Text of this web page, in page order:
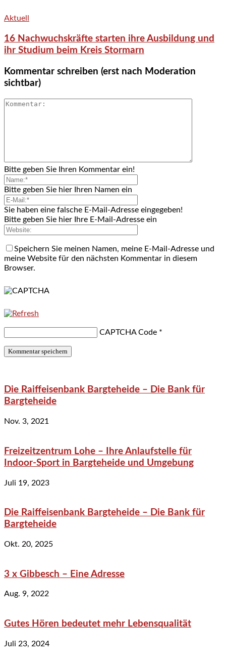
Aktuell
16 Nachwuchskräfte starten ihre Ausbildung und
ihr Studium beim Kreis Stormarn
Kommentar schreiben (erst nach Moderation
sichtbar)
Bitte geben Sie Ihren Kommentar ein!
Bitte geben Sie hier Ihren Namen ein
Sie haben eine falsche E-Mail-Adresse eingegeben!
Bitte geben Sie hier Ihre E-Mail-Adresse ein
Speichern Sie meinen Namen, meine E-Mail-Adresse und
meine Website für den nächsten Kommentar in diesem
Browser.
CAPTCHA Code *
Die Raiffeisenbank Bargteheide – Die Bank für
Bargteheide
Nov. 3, 2021
Freizeitzentrum Lohe – Ihre Anlaufstelle für
Indoor-Sport in Bargteheide und Umgebung
Juli 19, 2023
Die Raiffeisenbank Bargteheide – Die Bank für
Bargteheide
Okt. 20, 2025
3 x Gibbesch – Eine Adresse
Aug. 9, 2022
Gutes Hören bedeutet mehr Lebensqualität
Juli 23, 2024